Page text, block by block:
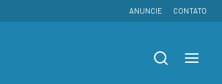
ANUNCIE CONTATO